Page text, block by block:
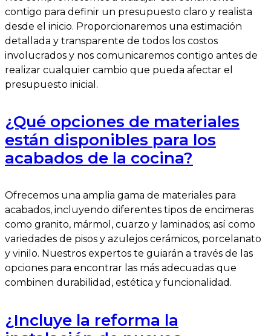
contigo para definir un presupuesto claro y realista
desde el inicio. Proporcionaremos una estimación
detallada y transparente de todos los costos
involucrados y nos comunicaremos contigo antes de
realizar cualquier cambio que pueda afectar el
presupuesto inicial.
¿Qué opciones de materiales
están disponibles para los
acabados de la cocina?
Ofrecemos una amplia gama de materiales para
acabados, incluyendo diferentes tipos de encimeras
como granito, mármol, cuarzo y laminados; así como
variedades de pisos y azulejos cerámicos, porcelanato
y vinilo. Nuestros expertos te guiarán a través de las
opciones para encontrar las más adecuadas que
combinen durabilidad, estética y funcionalidad.
¿Incluye la reforma la